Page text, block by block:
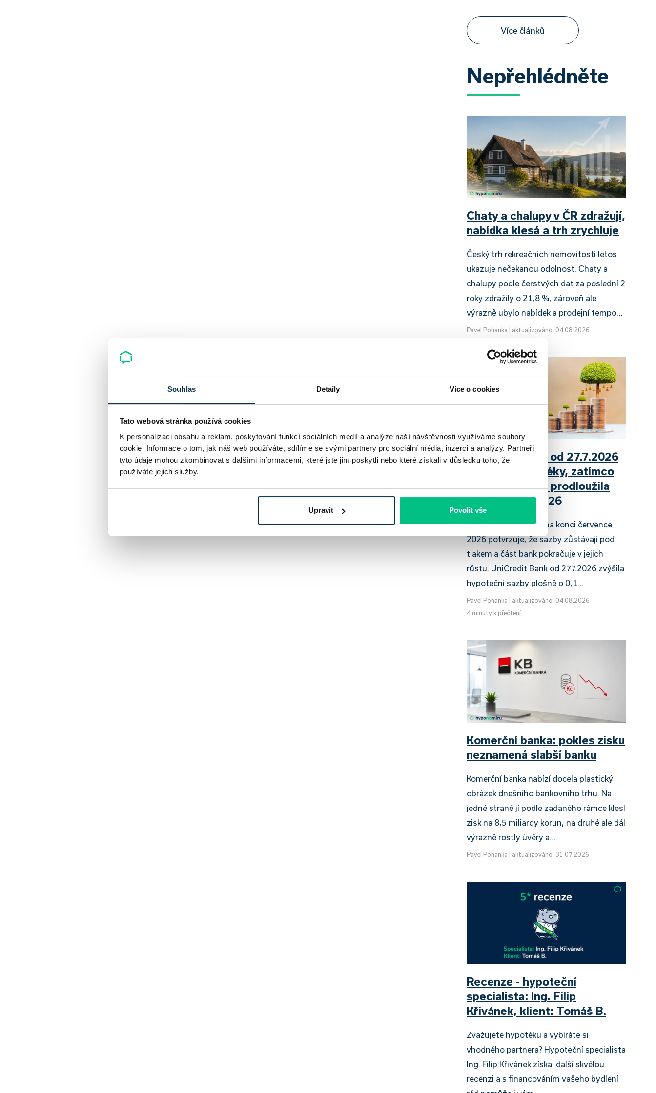
Souhlas Detaily Více o cookies
Tato webová stránka používá cookies
K personalizaci obsahu a reklam, poskytování funkcí sociálních médií a analýze naší návštěvnosti využíváme soubory
cookie. Informace o tom, jak náš web používáte, sdílíme se svými partnery pro sociální média, inzerci a analýzy. Partneři
tyto údaje mohou zkombinovat s dalšími informacemi, které jste jim poskytli nebo které získali v důsledku toho, že
používáte jejich služby.
Upravit Povolit vše
Více článků
Nepřehlédněte
Chaty a chalupy v ČR zdražují,
nabídka klesá a trh zrychluje
Český trh rekreačních nemovitostí letos
ukazuje nečekanou odolnost. Chaty a
chalupy podle čerstvých dat za poslední 2
roky zdražily o 21,8 %, zároveň ale
výrazně ubylo nabídek a prodejní tempo…
Pavel Pohanka aktualizováno: 04.08.2026
UniCredit Bank od 27.7.2026
zdražuje hypotéky, zatímco
Raiffeisenbank prodloužila
slevu do 6.9.2026
Český hypoteční trh na konci července
2026 potvrzuje, že sazby zůstávají pod
tlakem a část bank pokračuje v jejich
růstu. UniCredit Bank od 27.7.2026 zvýšila
hypoteční sazby plošně o 0,1…
Pavel Pohanka
aktualizováno: 04.08.2026
4 minuty k přečtení
Komerční banka: pokles zisku
neznamená slabší banku
Komerční banka nabízí docela plastický
obrázek dnešního bankovního trhu. Na
jedné straně jí podle zadaného rámce klesl
zisk na 8,5 miliardy korun, na druhé ale dál
výrazně rostly úvěry a…
Pavel Pohanka aktualizováno: 31.07.2026
Recenze - hypoteční
specialista: Ing. Filip
Křivánek, klient: Tomáš B.
Zvažujete hypotéku a vybíráte si
vhodného partnera? Hypoteční specialista
Ing. Filip Křivánek získal další skvělou
recenzi a s financováním vašeho bydlení